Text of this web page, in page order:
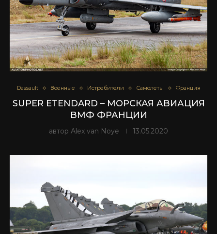
Dassault Военные Истребители Самолеты Франция
SUPER ETENDARD – МОРСКАЯ АВИАЦИЯ
ВМФ ФРАНЦИИ
автор Alex van Noye 13.05.2020